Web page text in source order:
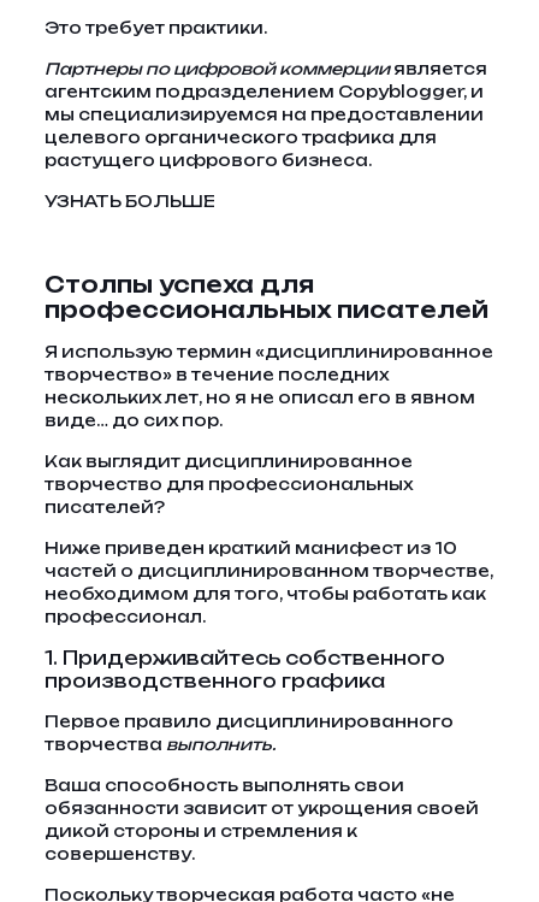
Это требует практики.
Партнеры по цифровой коммерцииявляется
агентским подразделением Copyblogger, и
мы специализируемся на предоставлении
целевого органического трафика для
растущего цифрового бизнеса.
УЗНАТЬ БОЛЬШЕ
Столпы успеха для
профессиональных писателей
Я использую термин «дисциплинированное
творчество» в течение последних
нескольких лет, но я не описал его в явном
виде… до сих пор.
Как выглядит дисциплинированное
творчество для профессиональных
писателей?
Ниже приведен краткий манифест из 10
частей о дисциплинированном творчестве,
необходимом для того, чтобы работать как
профессионал.
1. Придерживайтесь собственного
производственного графика
Первое правило дисциплинированного
творчества выполнить.
Ваша способность выполнять свои
обязанности зависит от укрощения своей
дикой стороны и стремления к
совершенству.
Поскольку творческая работа часто «не